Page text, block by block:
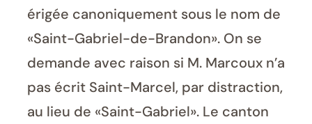
érigée canoniquement sous le nom de
«Saint-Gabriel-de-Brandon». On se
demande avec raison si M. Marcoux n’a
pas écrit Saint-Marcel, par distraction,
au lieu de «Saint-Gabriel». Le canton